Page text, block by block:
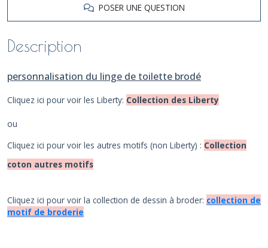
POSER UNE QUESTION
Description
personnalisation du linge de toilette brodé
Cliquez ici pour voir les Liberty: Collection des Liberty
ou
Cliquez ici pour voir les autres motifs (non Liberty) : Collection
coton autres motifs
Cliquez ici pour voir la collection de dessin à broder: collection de
motif de broderie